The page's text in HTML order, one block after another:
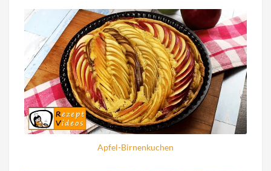
Apfel-Birnenkuchen